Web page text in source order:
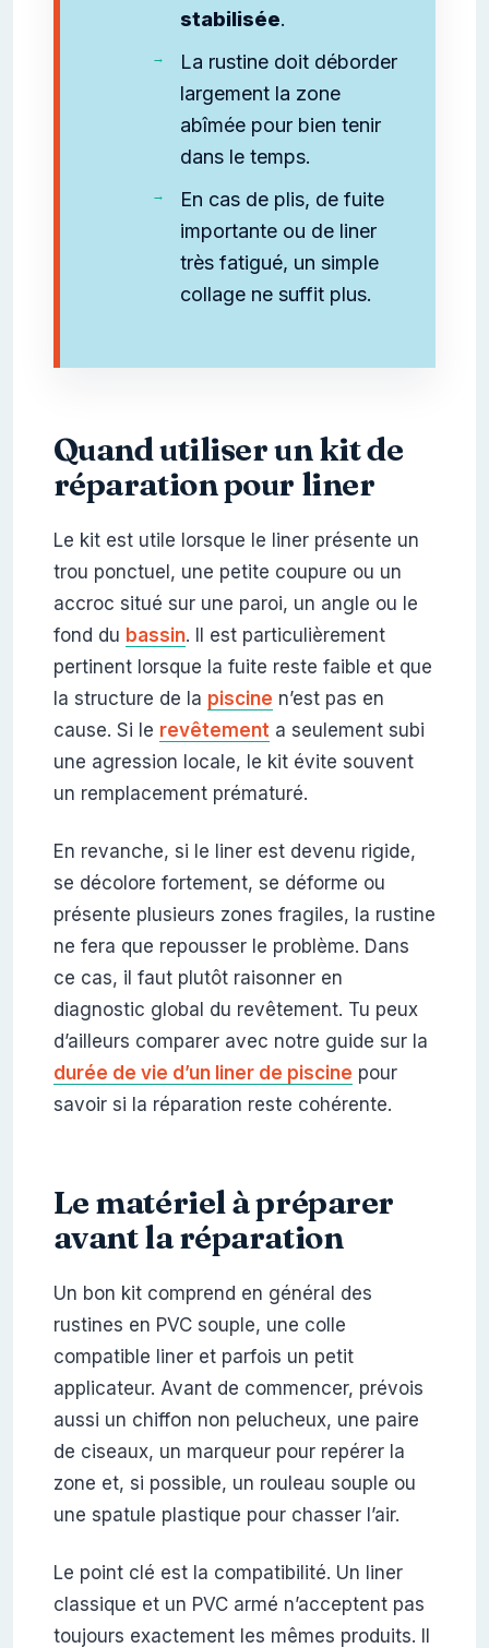
stabilisée.
La rustine doit déborder
largement la zone
abîmée pour bien tenir
dans le temps.
En cas de plis, de fuite
importante ou de liner
très fatigué, un simple
collage ne suffit plus.
Quand utiliser un kit de
réparation pour liner
Le kit est utile lorsque le liner présente un
trou ponctuel, une petite coupure ou un
accroc situé sur une paroi, un angle ou le
fond du bassin. Il est particulièrement
pertinent lorsque la fuite reste faible et que
la structure de la piscine n’est pas en
cause. Si le revêtement a seulement subi
une agression locale, le kit évite souvent
un remplacement prématuré.
En revanche, si le liner est devenu rigide,
se décolore fortement, se déforme ou
présente plusieurs zones fragiles, la rustine
ne fera que repousser le problème. Dans
ce cas, il faut plutôt raisonner en
diagnostic global du revêtement. Tu peux
d’ailleurs comparer avec notre guide sur la
durée de vie d’un liner de piscine pour
savoir si la réparation reste cohérente.
Le matériel à préparer
avant la réparation
Un bon kit comprend en général des
rustines en PVC souple, une colle
compatible liner et parfois un petit
applicateur. Avant de commencer, prévois
aussi un chiffon non pelucheux, une paire
de ciseaux, un marqueur pour repérer la
zone et, si possible, un rouleau souple ou
une spatule plastique pour chasser l’air.
Le point clé est la compatibilité. Un liner
classique et un PVC armé n’acceptent pas
toujours exactement les mêmes produits. Il